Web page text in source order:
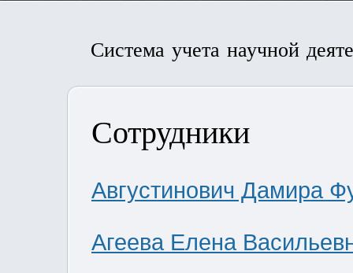
Система учета научной
Сотрудники
Августинович Дамира
Агеева Елена